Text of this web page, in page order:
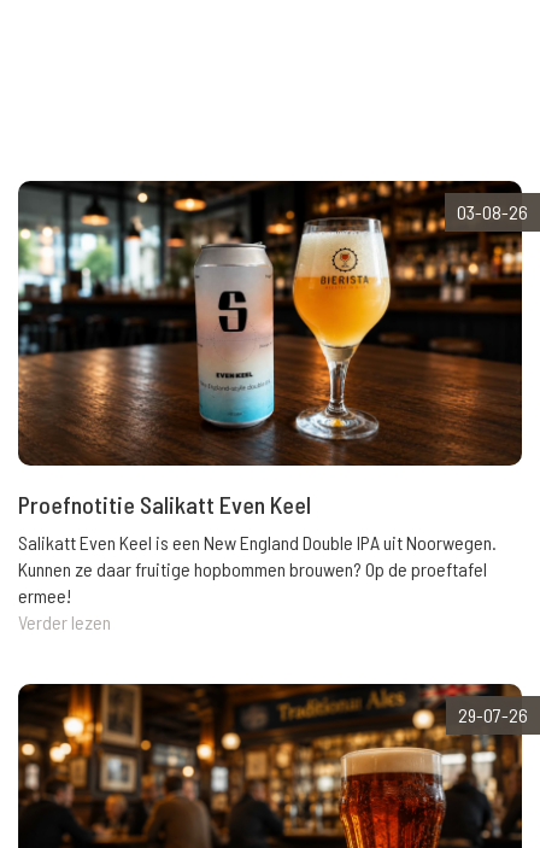
03-08-26
Proefnotitie Salikatt Even Keel
Salikatt Even Keel is een New England Double IPA uit Noorwegen.
Kunnen ze daar fruitige hopbommen brouwen? Op de proeftafel
ermee!
Verder lezen
29-07-26